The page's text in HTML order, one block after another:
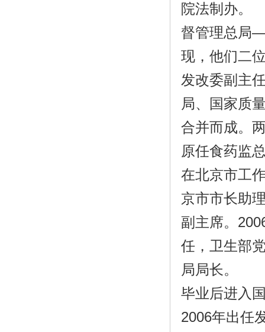
院法制办。
督管理总局
现，他们二
发改委副主
局、国家质
合并而成。
原任食药监
在北京市工
京市市长助
副主席。
任，卫生部
局局长。
毕业后进入
2006年出任